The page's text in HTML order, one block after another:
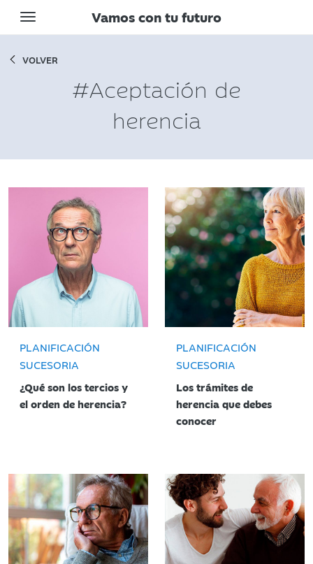
Toggle navigation
Vamos con tu futuro
VOLVER
#Aceptación de
herencia
PLANIFICACIÓN
SUCESORIA
¿Qué son los tercios y
el orden de herencia?
PLANIFICACIÓN
SUCESORIA
Los trámites de
herencia que debes
conocer